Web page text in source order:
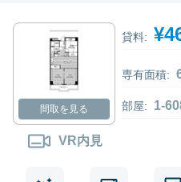
間取を見る
VR内見
貸料:
専有面積:
部屋: 1-